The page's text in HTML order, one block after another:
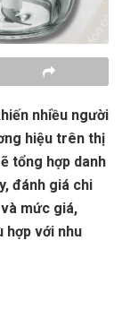
nhiều người
hiệu trên thị
tổng hợp danh
đánh giá chi
mức giá,
hợp với nhu